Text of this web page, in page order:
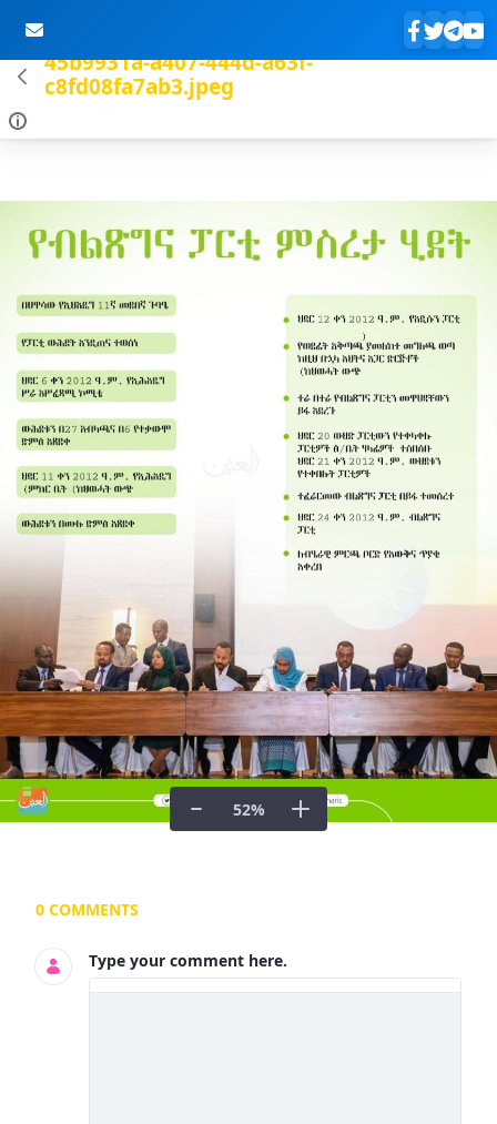
45b9931a-a407-444d-a63f-
c8fd08fa7ab3.jpeg
52%
Documents and Media
0 COMMENTS
Type your comment here.